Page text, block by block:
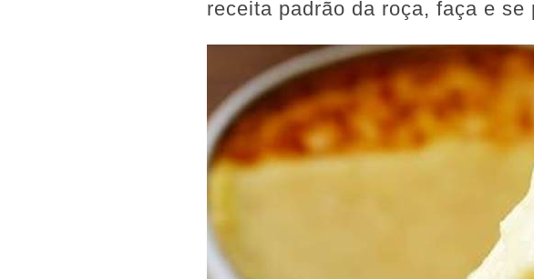
receita padrão da roça, faça e